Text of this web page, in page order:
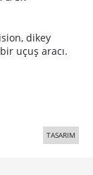
dikey
uçuş aracı.
TASARIM